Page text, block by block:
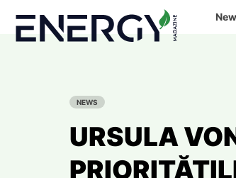
content
NEWS
URSULA